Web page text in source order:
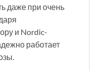
даже при очень
и Nordic-
работает